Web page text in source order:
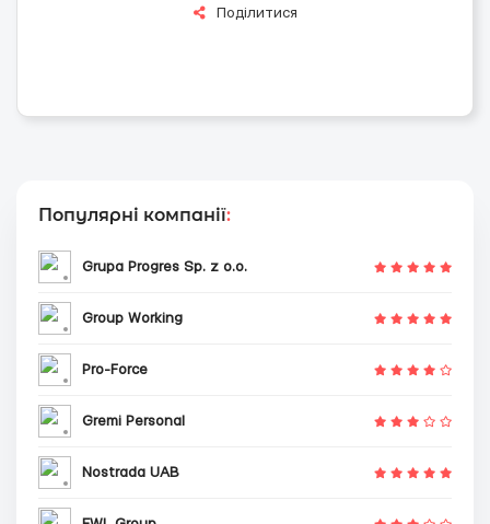
Поділитися
Популярні компанії:
Grupa Progres Sp. z o.o.
Group Working
Pro-Force
Gremi Personal
Nostrada UAB